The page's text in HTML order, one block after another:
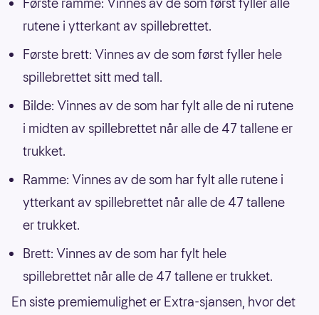
rutene i ytterkant av spillebrettet.
Første brett: Vinnes av de som først fyller hele
spillebrettet sitt med tall.
Bilde: Vinnes av de som har fylt alle de ni rutene
i midten av spillebrettet når alle de 47 tallene er
trukket.
Ramme: Vinnes av de som har fylt alle rutene i
ytterkant av spillebrettet når alle de 47 tallene
er trukket.
Brett: Vinnes av de som har fylt hele
spillebrettet når alle de 47 tallene er trukket.
En siste premiemulighet er Extra-sjansen, hvor det